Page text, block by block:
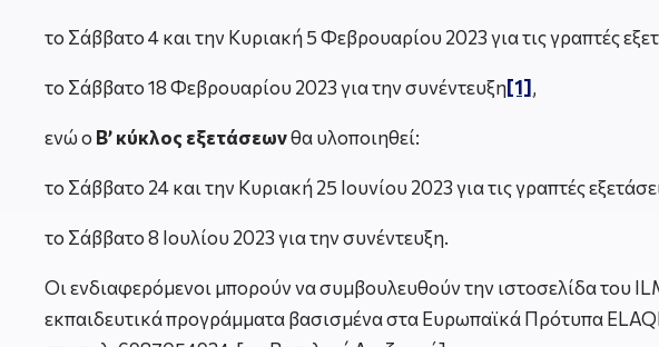
τo Σάββατο 4 και την Κυριακή 5 Φεβρουαρίου 2023 για τις γραπτές
το Σάββατο 18 Φεβρουαρίου 2023 για την συνέντευξη[1],
ενώ ο Β’ κύκλος εξετάσεωνθα υλοποιηθεί:
το Σάββατο 24 και την Κυριακή 25 Ιουνίου 2023 για τις γραπτές
το Σάββατο 8 Ιουλίου 2023 για την συνέντευξη.
Οι ενδιαφερόμενοι μπορούν να συμβουλευθούν την ιστοσελίδα του
εκπαιδευτικά προγράμματα βασισμένα στα Ευρωπαϊκά Πρότυπα